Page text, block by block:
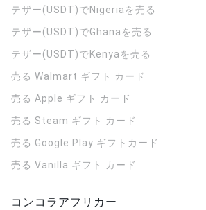
テザー(USDT)でNigeriaを売る
テザー(USDT)でGhanaを売る
テザー(USDT)でKenyaを売る
売る Walmart ギフト カード
売る Apple ギフト カード
売る Steam ギフト カード
売る Google Play ギフトカード
売る Vanilla ギフト カード
コンコラアフリカー